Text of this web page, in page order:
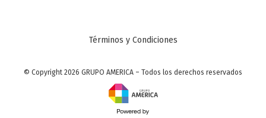
Términos y Condiciones
© Copyright 2026 GRUPO AMERICA – Todos los derechos reservados